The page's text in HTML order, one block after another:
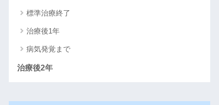
標準治療終了
治療後1年
病気発覚まで
治療後2年